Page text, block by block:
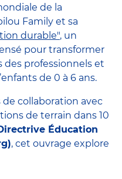
de la
Family et sa
durable", un
pour transformer
des professionnels et
de 0 à 6 ans.
collaboration avec
de terrain dans 10
Éducation
, cet ouvrage explore